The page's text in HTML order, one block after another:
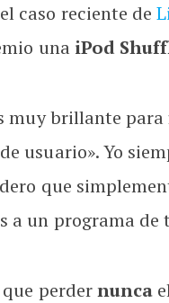
caso reciente de
una iPod
muy brillante para
usuario». Yo
que
a un programa de
perdernunca